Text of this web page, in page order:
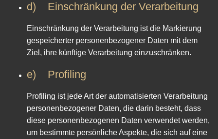
d) Einschränkung der Verarbeitung
Einschränkung der Verarbeitung ist die Markierung
gespeicherter personenbezogener Daten mit dem
Ziel, ihre künftige Verarbeitung einzuschränken.
e) Profiling
Profiling ist jede Art der automatisierten Verarbeitung
personenbezogener Daten, die darin besteht, dass
diese personenbezogenen Daten verwendet werden,
um bestimmte persönliche Aspekte, die sich auf eine